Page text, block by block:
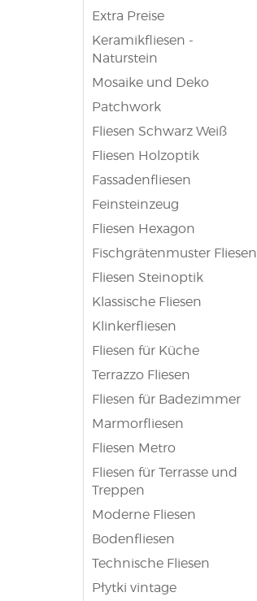
Extra Preise
Keramikfliesen -
Naturstein
Mosaike und Deko
Patchwork
Fliesen Schwarz Weiß
Fliesen Holzoptik
Fassadenfliesen
Feinsteinzeug
Fliesen Hexagon
Fischgrätenmuster Fliesen
Fliesen Steinoptik
Klassische Fliesen
Klinkerfliesen
Fliesen für Küche
Terrazzo Fliesen
Fliesen für Badezimmer
Marmorfliesen
Fliesen Metro
Fliesen für Terrasse und
Treppen
Moderne Fliesen
Bodenfliesen
Technische Fliesen
Płytki vintage